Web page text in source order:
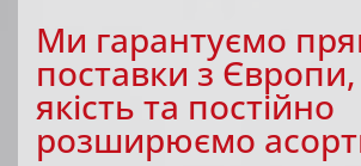
Ми гарантуємо
поставки з
якість та постійно
розширюємо